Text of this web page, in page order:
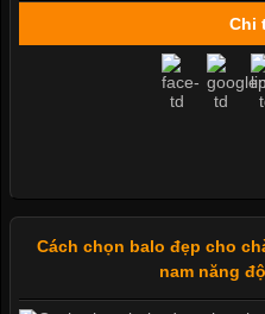
Chi
Cách chọn balo đẹp cho
nam năng